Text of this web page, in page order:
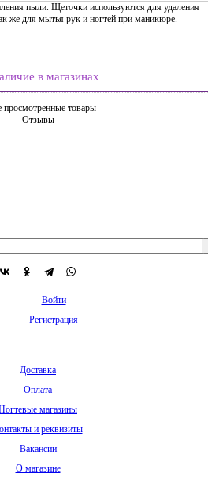
пыли. Щеточки используются для удаления
же для мытья рук и ногтей при маникюре.
в магазинах
просмотренные товары
Отзывы
Войти
Регистрация
Доставка
Оплата
магазины
и реквизиты
Вакансии
О магазине